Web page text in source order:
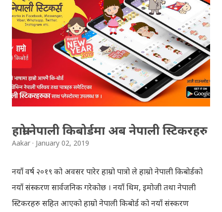
if you want to see your results with marks then, you
can follow THT (symbol no. and birth date required).
Download SLC Result 2066/2067 (2009-2010) :
REGULAR: EXEMPTED: Distinction --------------- First
division First division Second Division Second
Division Third Division Third Division Withheld
Withheld ...
हाम्रो नेपाली किबोर्डमा अब नेपाली स्टिकरहरु
Aakar January 02, 2019
नयाँ वर्ष २०१९ को अवसर पारेर हाम्रो पात्रो ले हाम्रो नेपाली किबोर्डको
नयाँ संस्करण सार्वजनिक गरेकोछ । नयाँ थिम, इमोजी तथा नेपाली
स्टिकरहरु सहित आएको हाम्रो नेपाली किबोर्ड को नयाँ संस्करण